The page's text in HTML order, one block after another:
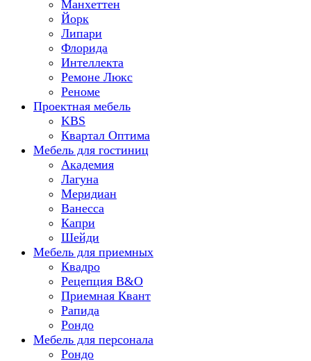
Манхеттен
Йорк
Липари
Флорида
Интеллекта
Ремоне Люкс
Реноме
Проектная мебель
KBS
Квартал Оптима
Мебель для гостиниц
Академия
Лагуна
Меридиан
Ванесса
Капри
Шейди
Мебель для приемных
Квадро
Рецепция B&O
Приемная Квант
Рапида
Рондо
Мебель для персонала
Рондo